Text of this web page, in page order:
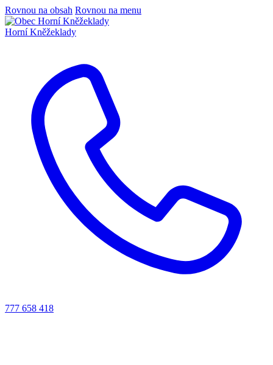
Rovnou na obsah Rovnou na menu
Horní Kněžeklady
777 658 418